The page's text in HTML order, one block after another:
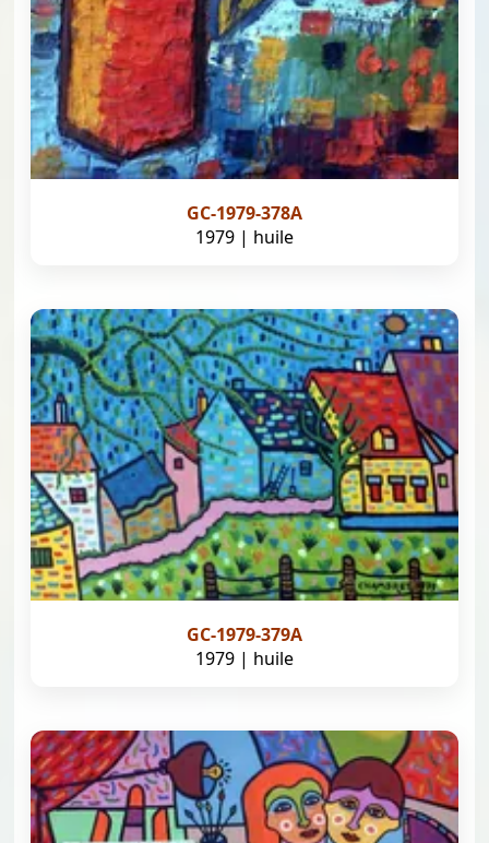
GC-1979-378A
1979 | huile
GC-1979-379A
1979 | huile